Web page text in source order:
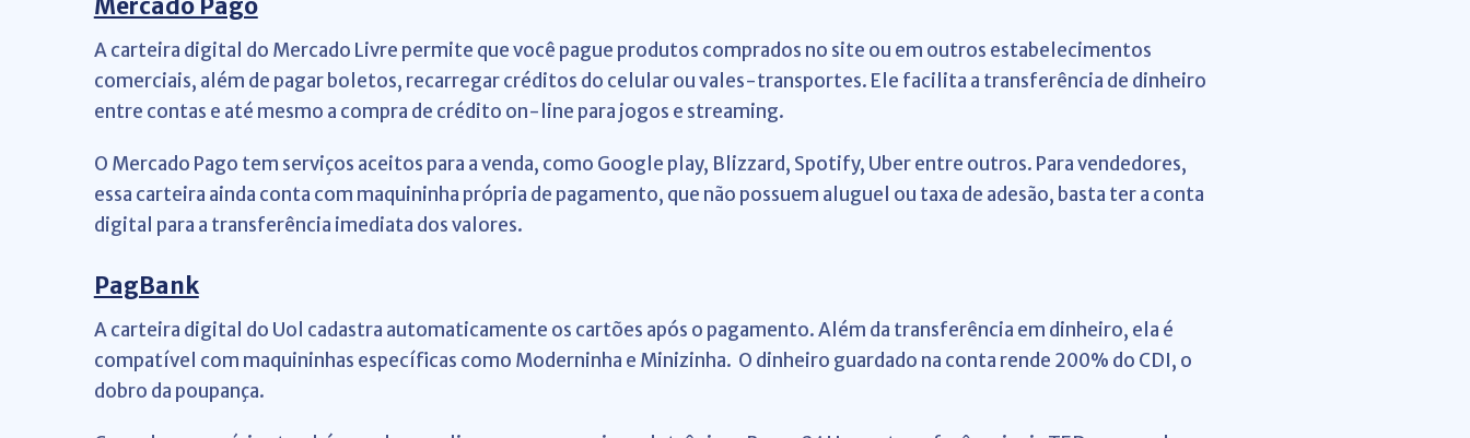
Mercado Pago
A carteira digital do Mercado Livre permite que você pague produtos comprados no site ou em outros estabelecimentos
comerciais, além de pagar boletos, recarregar créditos do celular ou vales-transportes. Ele facilita a transferência de dinheiro
entre contas e até mesmo a compra de crédito on-line para jogos e streaming.
O Mercado Pago tem serviços aceitos para a venda, como Google play, Blizzard, Spotify, Uber entre outros. Para vendedores,
essa carteira ainda conta com maquininha própria de pagamento, que não possuem aluguel ou taxa de adesão, basta ter a conta
digital para a transferência imediata dos valores.
PagBank
A carteira digital do Uol cadastra automaticamente os cartões após o pagamento. Além da transferência em dinheiro, ela é
compatível com maquininhas específicas como Moderninha e Minizinha. O dinheiro guardado na conta rende 200% do CDI, o
dobro da poupança.